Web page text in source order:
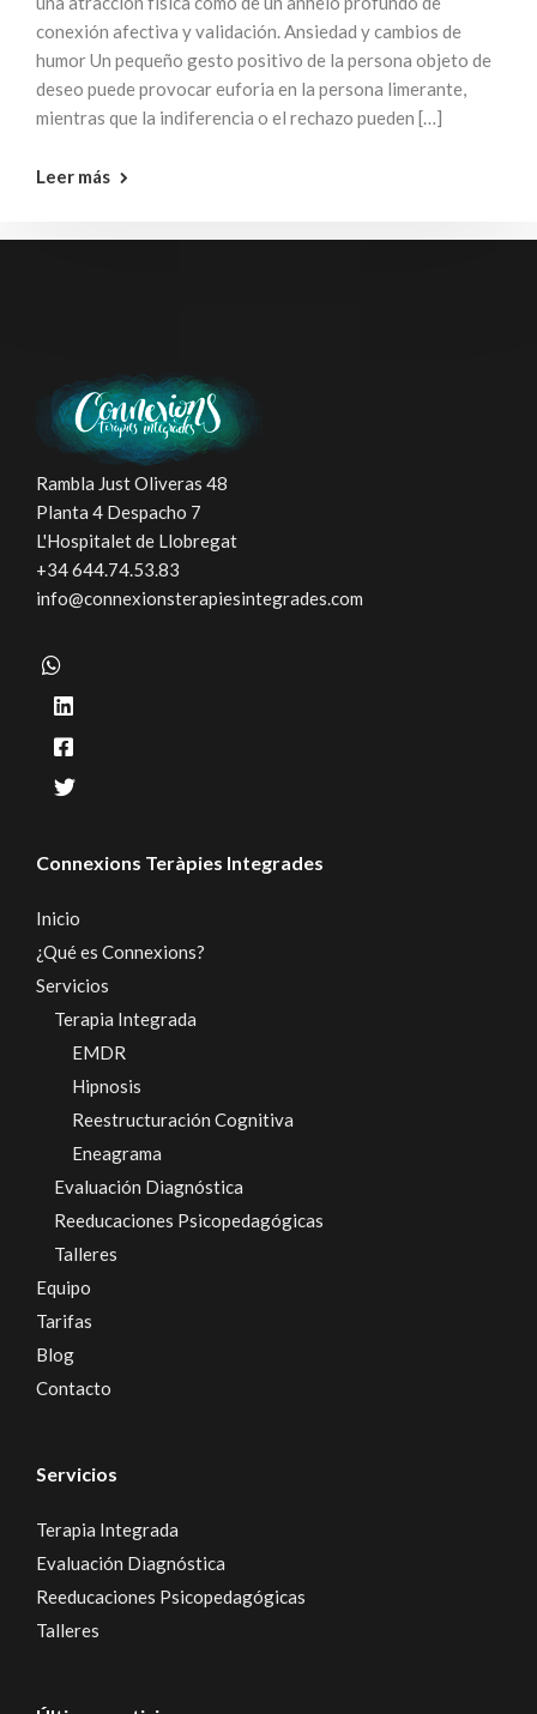
conexión afectiva y validación. Ansiedad y cambios de
humor Un pequeño gesto positivo de la persona objeto de
deseo puede provocar euforia en la persona limerante,
mientras que la indiferencia o el rechazo pueden […]
Leer más
Rambla Just Oliveras 48
Planta 4 Despacho 7
L'Hospitalet de Llobregat
+34 644.74.53.83
info@connexionsterapiesintegrades.com
Connexions Teràpies Integrades
Inicio
¿Qué es Connexions?
Servicios
Terapia Integrada
EMDR
Hipnosis
Reestructuración Cognitiva
Eneagrama
Evaluación Diagnóstica
Reeducaciones Psicopedagógicas
Talleres
Equipo
Tarifas
Blog
Contacto
Servicios
Terapia Integrada
Evaluación Diagnóstica
Reeducaciones Psicopedagógicas
Talleres